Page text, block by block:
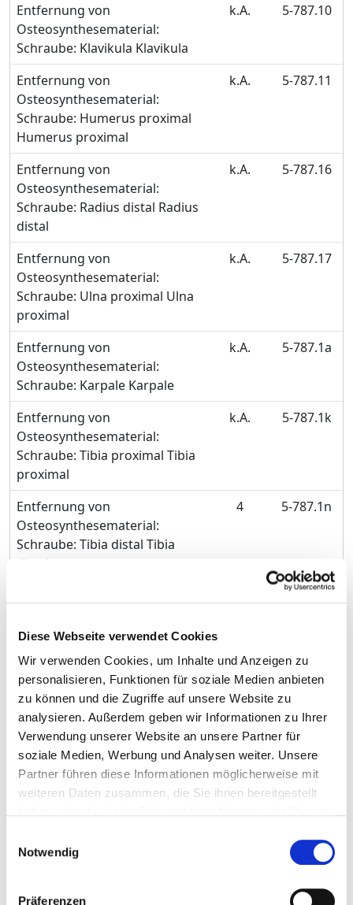
Diese Webseite verwendet Cookies
Wir verwenden Cookies, um Inhalte und Anzeigen zu
personalisieren, Funktionen für soziale Medien anbieten
zu können und die Zugriffe auf unsere Website zu
analysieren. Außerdem geben wir Informationen zu Ihrer
Verwendung unserer Website an unsere Partner für
soziale Medien, Werbung und Analysen weiter. Unsere
Partner führen diese Informationen möglicherweise mit
weiteren Daten zusammen, die Sie ihnen bereitgestellt
Notwendig
Präferenzen
Entfernung von
Osteosynthesematerial:
Schraube: Klavikula Klavikula
k.A. 5-787.10
Entfernung von
Osteosynthesematerial:
Schraube: Humerus proximal
Humerus proximal
k.A. 5-787.11
Entfernung von
Osteosynthesematerial:
Schraube: Radius distal Radius
distal
k.A. 5-787.16
Entfernung von
Osteosynthesematerial:
Schraube: Ulna proximal Ulna
proximal
k.A. 5-787.17
Entfernung von
Osteosynthesematerial:
Schraube: Karpale Karpale
k.A. 5-787.1a
Entfernung von
Osteosynthesematerial:
Schraube: Tibia proximal Tibia
proximal
k.A. 5-787.1k
Entfernung von
Osteosynthesematerial:
Schraube: Tibia distal Tibia
distal
4 5-787.1n
Schraube: Fibula distal Fibula
distal
5-787.1r
Entfernung von
Osteosynthesematerial:
Schraube: Metatarsale
Metatarsale
k.A. 5-787.1v
Entfernung von
Osteosynthesematerial:
k.A. 5-787.1w
Entfernung von
Zuggurtung/Cerclage: Fibula
5-787.2r